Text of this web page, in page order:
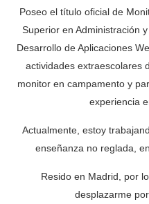
Poseo el título oficial de
Superior en Administración
Desarrollo de Aplicaciones
actividades extraescolares
monitor en campamento y
experiencia
Actualmente, estoy
enseñanza no reglada,
Resido en Madrid, por
desplazarme